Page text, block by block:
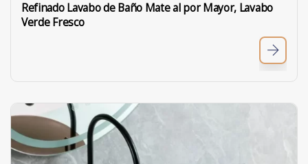
Refinado Lavabo de Baño Mate al por Mayor, Lavabo
Verde Fresco